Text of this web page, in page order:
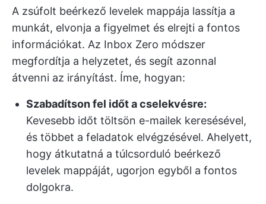
A zsúfolt beérkező levelek mappája lassítja a
munkát, elvonja a figyelmet és elrejti a fontos
információkat. Az Inbox Zero módszer
megfordítja a helyzetet, és segít azonnal
átvenni az irányítást. Íme, hogyan:
Szabadítson fel időt a cselekvésre:
Kevesebb időt töltsön e-mailek keresésével,
és többet a feladatok elvégzésével. Ahelyett,
hogy átkutatná a túlcsorduló beérkező
levelek mappáját, ugorjon egyből a fontos
dolgokra.